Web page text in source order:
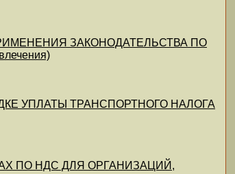
ПРИМЕНЕНИЯ ЗАКОНОДАТЕЛЬСТВА ПО
УПЛАТЫ ТРАНСПОРТНОГО НАЛОГА
ПО НДС ДЛЯ ОРГАНИЗАЦИЙ,